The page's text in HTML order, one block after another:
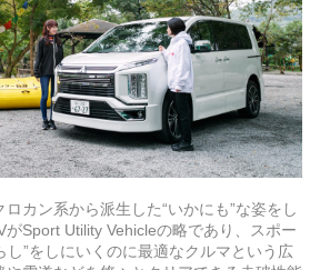
カン系から派生した“いかにも”な姿をし
がSport Utility Vehicleの略であり、スポー
し”をしにいくのに最適なクルマという広